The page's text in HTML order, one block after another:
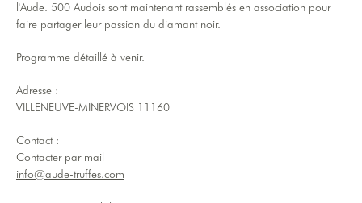
l'Aude. 500 Audois sont maintenant rassemblés en association pour
faire partager leur passion du diamant noir.
Programme détaillé à venir.
Adresse :
VILLENEUVE-MINERVOIS 11160
Contact :
Contacter par mail
info@aude-truffes.com